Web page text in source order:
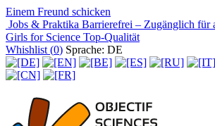
Einem Freund schicken
Jobs & Praktika Barrierefrei – Zugänglich für
Girls for Science Top-Qualität
Whishlist (0) Sprache: DE